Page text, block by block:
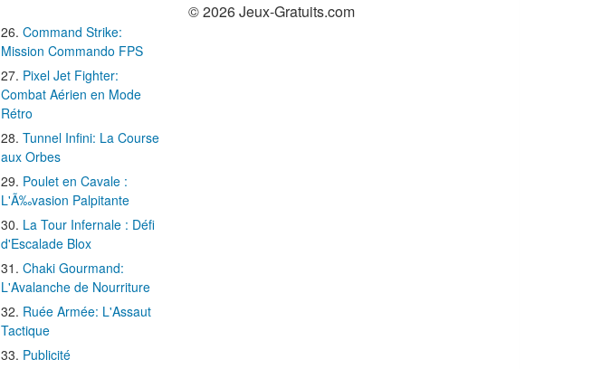
Command Strike:
Mission Commando FPS
Pixel Jet Fighter:
Combat Aérien en Mode
Rétro
Tunnel Infini: La Course
aux Orbes
Poulet en Cavale :
L'Ã‰vasion Palpitante
La Tour Infernale : Défi
d'Escalade Blox
Chaki Gourmand:
L'Avalanche de Nourriture
Ruée Armée: L'Assaut
Tactique
Publicité
© 2026 Jeux-Gratuits.com